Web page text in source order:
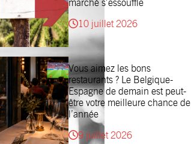
marché s’essouffle
10 juillet 2026
Vous aimez les bons
restaurants ? Le Belgique-
Espagne de demain est peut-
être votre meilleure chance de
l’année
9 juillet 2026